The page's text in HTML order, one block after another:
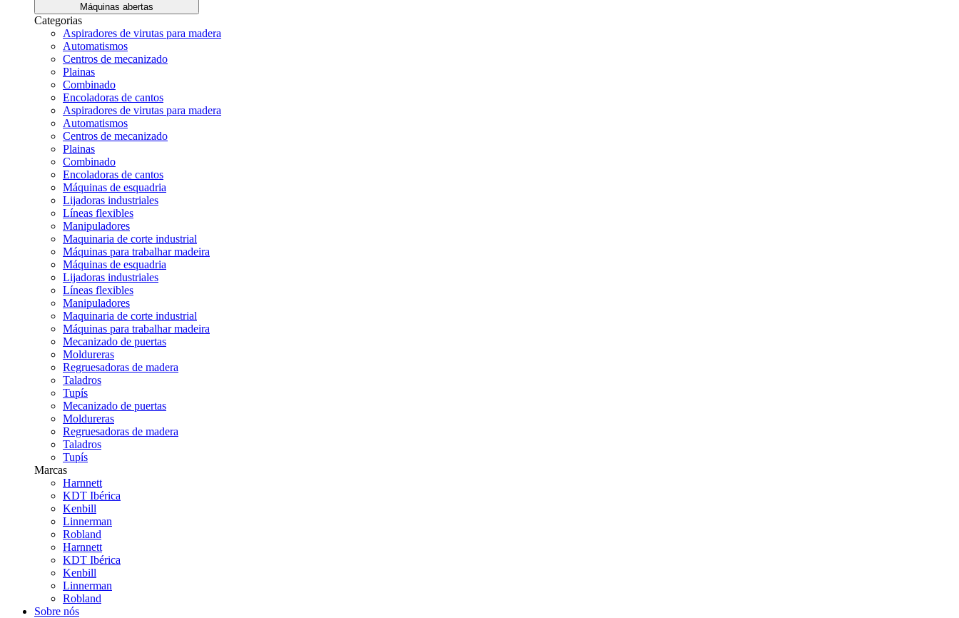
Máquinas abertas
Categorias
Aspiradores de virutas para madera
Automatismos
Centros de mecanizado
Plainas
Combinado
Encoladoras de cantos
Aspiradores de virutas para madera
Automatismos
Centros de mecanizado
Plainas
Combinado
Encoladoras de cantos
Máquinas de esquadria
Lijadoras industriales
Líneas flexibles
Manipuladores
Maquinaria de corte industrial
Máquinas para trabalhar madeira
Máquinas de esquadria
Lijadoras industriales
Líneas flexibles
Manipuladores
Maquinaria de corte industrial
Máquinas para trabalhar madeira
Mecanizado de puertas
Moldureras
Regruesadoras de madera
Taladros
Tupís
Mecanizado de puertas
Moldureras
Regruesadoras de madera
Taladros
Tupís
Marcas
Harnnett
KDT Ibérica
Kenbill
Linnerman
Robland
Harnnett
KDT Ibérica
Kenbill
Linnerman
Robland
Sobre nós